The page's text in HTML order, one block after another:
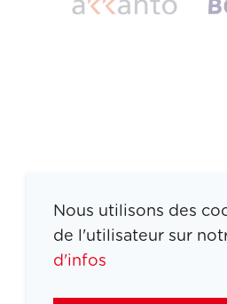
Nous utilisons des
de l'utilisateur sur
d'infos